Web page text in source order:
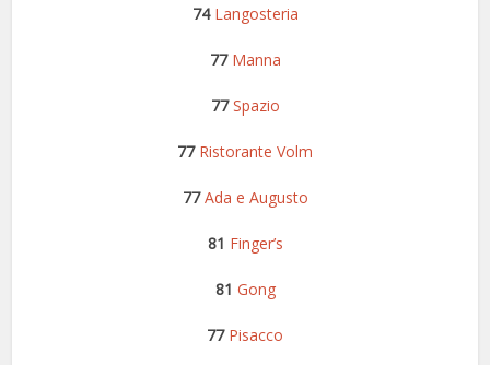
74 Langosteria
77 Manna
77Spazio
77 Ristorante Volm
77 Ada e Augusto
81 Finger’s
81 Gong
77 Pisacco